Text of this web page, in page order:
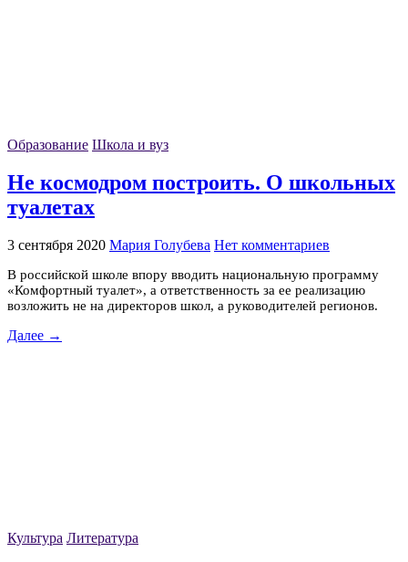
Образование Школа и вуз
Не космодром построить. О школьных
туалетах
3 сентября 2020 Мария Голубева Нет комментариев
В российской школе впору вводить национальную программу
«Комфортный туалет», а ответственность за ее реализацию
возложить не на директоров школ, а руководителей регионов.
Далее →
Культура Литература